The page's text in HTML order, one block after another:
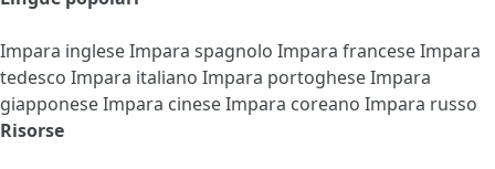
Impara ingleseImpara spagnolo Impara franceseImpara
tedesco Impara italiano Impara portogheseImpara
giapponeseImpara cineseImpara coreano Impara russo
Risorse